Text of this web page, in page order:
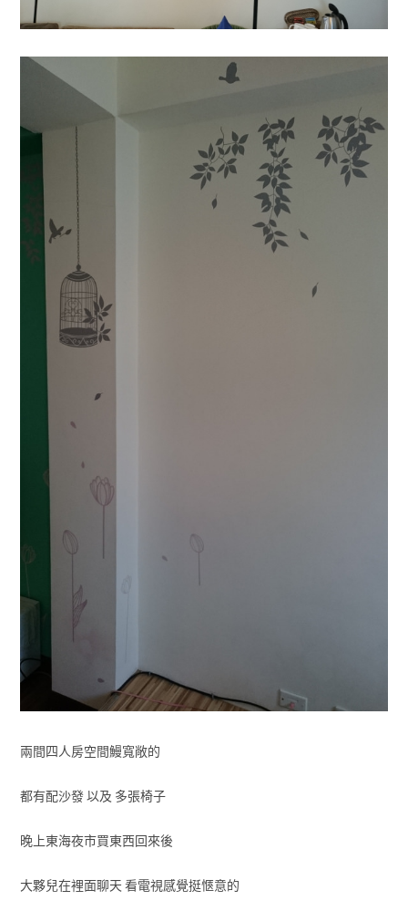
兩間四人房空間鰻寬敞的
都有配沙發 以及 多張椅子
晚上東海夜市買東西回來後
大夥兒在裡面聊天 看電視感覺挺愜意的